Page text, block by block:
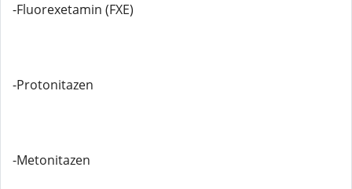
-Fluorexetamin (FXE)
-Protonitazen
-Metonitazen